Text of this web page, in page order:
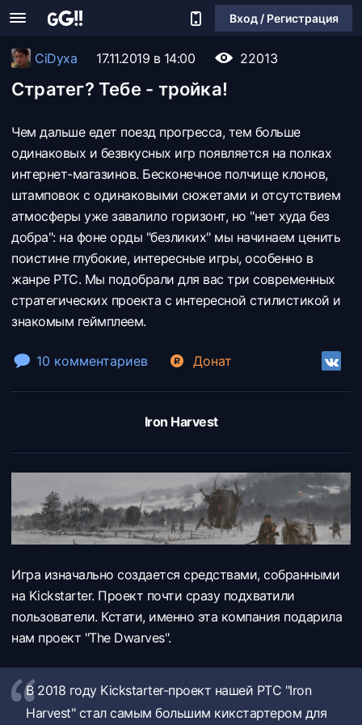
Вход / Регистрация
CiDyxa 17.11.2019 в 14:00 22013
Стратег? Тебе - тройка!
Чем дальше едет поезд прогресса, тем больше
одинаковых и безвкусных игр появляется на полках
интернет-магазинов. Бесконечное полчище клонов,
штамповок с одинаковыми сюжетами и отсутствием
атмосферы уже завалило горизонт, но "нет худа без
добра": на фоне орды "безликих" мы начинаем ценить
поистине глубокие, интересные игры, особенно в
жанре РТС. Мы подобрали для вас три современных
стратегических проекта с интересной стилистикой и
знакомым геймплеем.
10 комментариев Донат
Iron Harvest
Игра изначально создается средствами, собранными
на Kickstarter. Проект почти сразу подхватили
пользователи. Кстати, именно эта компания подарила
нам проект "The Dwarves".
В 2018 году Kickstarter-проект нашей РТС "Iron
Harvest" стал самым большим кикстартером для